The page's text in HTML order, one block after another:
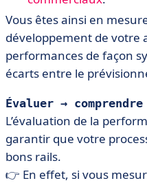
Vous êtes ainsi en
développement de votre
performances de façon
écarts entre le
Évaluer →
L’évaluation de la
garantir que votre
bons rails.
👉 En effet, si vous